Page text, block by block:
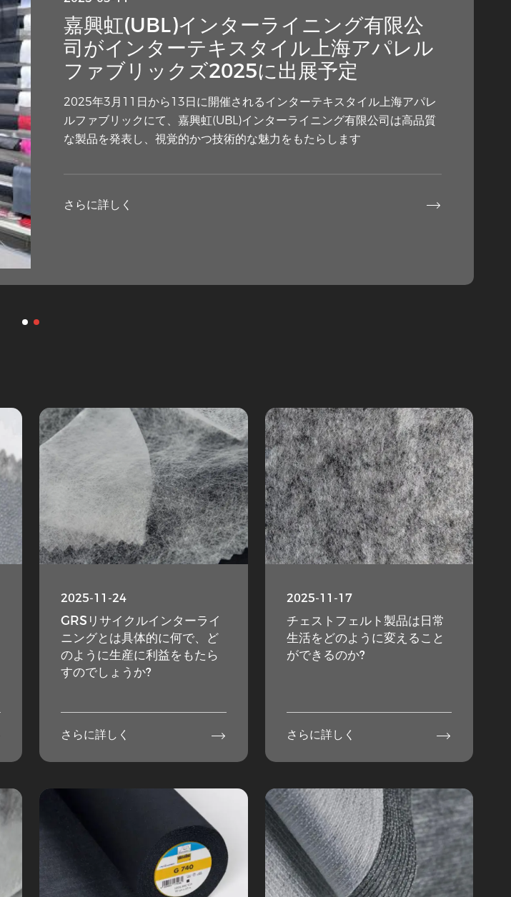
インターライニング — なぜこの隠れた層
が突然注目を集めているのか?
衣料品製作のさりげない要素が、デザイナーや家庭裁縫家、業界の評論家
たちから再び注目を集めています。外側の素材の間違った側に布の層を置
いた余分な布層は、
嘉興虹(UBL)インターライニング有限公
司がインターテキスタイル上海アパレル
ファブリックズ2025に出展予定
2025年3月11日から13日に開催されるインターテキスタイル上海アパレ
ルファブリックにて、嘉興虹(UBL)インターライニング有限公司は高品質
な製品を発表し、視覚的かつ技術的な魅力をもたらします
さらに詳しく 
2025-11-24
GRSリサイクルインターライ
ニングとは具体的に何で、ど
のように生産に利益をもたら
すのでしょうか?
さらに詳しく 
2025-11-17
チェストフェルト製品は日常
生活をどのように変えること
ができるのか?
さらに詳しく 